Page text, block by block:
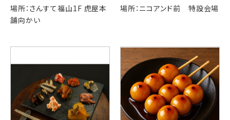
場所：さんすて福山1F 虎屋本
舗向かい
場所：ニコアンド前 特設会場